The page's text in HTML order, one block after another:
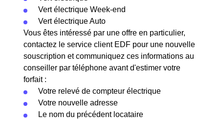
Vert électrique Week-end
Vert électrique Auto
Vous êtes intéressé par une offre en particulier,
contactez le service client EDF pour une nouvelle
souscription et communiquez ces informations au
conseiller par téléphone avant d'estimer votre
forfait :
Votre relevé de compteur électrique
Votre nouvelle adresse
Le nom du précédent locataire